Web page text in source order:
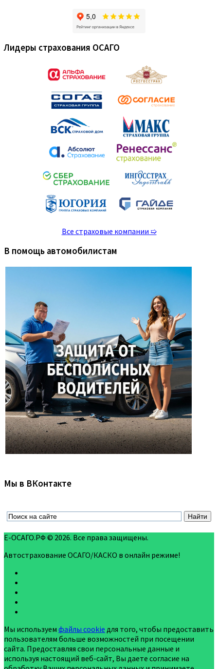
Лидеры страхования ОСАГО
Все страховые компании ➯
В помощь автомобилистам
Мы в ВКонтакте
Е-ОСАГО.РФ © 2026. Все права защищены.
Автострахование ОСАГО/КАСКО в онлайн режиме!
Мы используем файлы cookie для того, чтобы предоставить
пользователям больше возможностей при посещении
сайта. Предоставляя свои персональные данные и
используя настоящий веб-сайт, Вы даете согласие на